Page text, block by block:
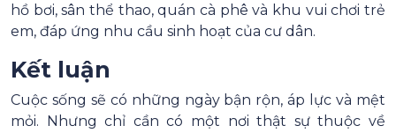
hồ bơi, sân thể thao, quán cà phê và khu vui chơi trẻ
em, đáp ứng nhu cầu sinh hoạt của cư dân.
Kết luận
Cuộc sống sẽ có những ngày bận rộn, áp lực và mệt
mỏi. Nhưng chỉ cần có một nơi thật sự thuộc về